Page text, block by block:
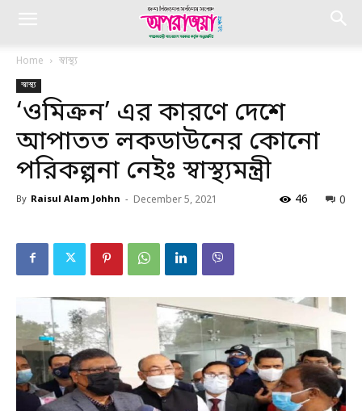
Home স্বাস্থ্য
স্বাস্থ্য
‘ওমিক্রন’ এর কারণে দেশে
আপাতত লকডাউনের কোনো
পরিকল্পনা নেইঃ স্বাস্থ্যমন্ত্রী
By Raisul Alam Johhn - December 5, 2021 0
46